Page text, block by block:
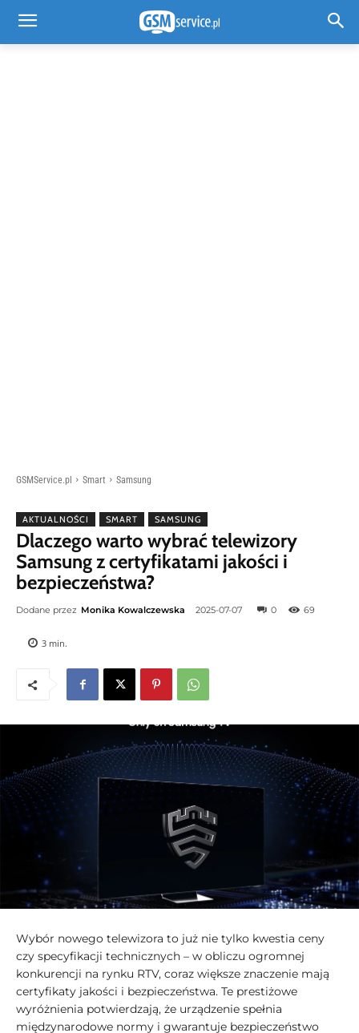
GSMService.pl Smart Samsung
AKTUALNOŚCI SMART SAMSUNG
Dlaczego warto wybrać telewizory
Samsung z certyfikatami jakości i
bezpieczeństwa?
Dodane przez Monika Kowalczewska 2025-07-07 0 69
3 min.
Wybór nowego telewizora to już nie tylko kwestia ceny
czy specyfikacji technicznych – w obliczu ogromnej
konkurencji na rynku RTV, coraz większe znaczenie mają
certyfikaty jakości i bezpieczeństwa. Te prestiżowe
wyróżnienia potwierdzają, że urządzenie spełnia
międzynarodowe normy i gwarantuje bezpieczeństwo